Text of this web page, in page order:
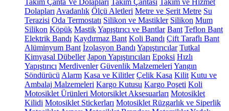
Takım Çanta Ve Dolapları Takım Çantası Takım ve Hizmet
Dolapları Avadanlık Ölçü Aletleri Metre ve Şerit Metre Su
Terazisi Oda Termostatı Silikon ve Mastikler Silikon Mum
Silikon Köpük MastikYapıştırıcı ve Bantlar Bant Teflon Bant
Elektrik Bandı Kaydırmaz Bant Koli Bandı Çift Taraflı Bant
Alüminyum Bant İzolasyon Bandı Yapıştırıcılar Tutkal
Kimyasal Dübeller Japon Yapıştırıcıları Epoksi Hızlı
Yapıştırıcı Merdivenler Güvenlik Malzemeleri Yangın
Söndürücü Alarm Kasa ve Kilitler Çelik Kasa Kilit Kutu ve
Ambalaj Malzemeleri Kargo Kutusu Kargo Poşeti Koli
Motosiklet Ürünleri Motorsiklet Aksesuarları Motosiklet
Kilidi Motosiklet Stickerları Motosiklet Rüzgarlık ve Siperlik